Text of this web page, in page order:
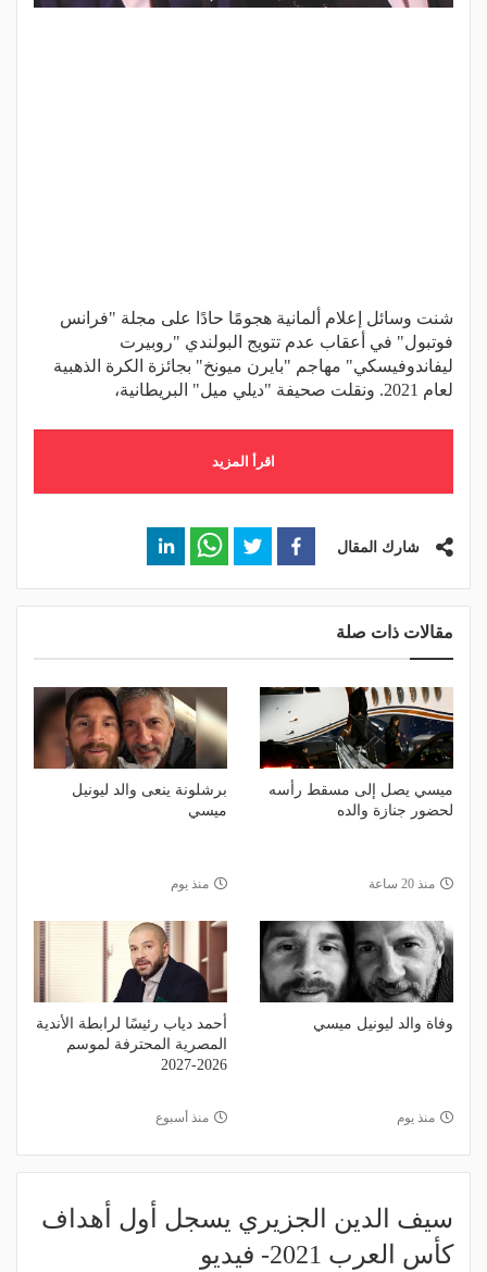
شنت وسائل إعلام ألمانية هجومًا حادًا على مجلة "فرانس
فوتبول" في أعقاب عدم تتويج البولندي "روبيرت
ليفاندوفيسكي" مهاجم "بايرن ميونخ" بجائزة الكرة الذهبية
لعام 2021. ونقلت صحيفة "ديلي ميل" البريطانية،
اقرأ المزيد
شارك المقال
مقالات ذات صلة
ميسي يصل إلى مسقط رأسه
لحضور جنازة والده
منذ 20 ساعة
برشلونة ينعى والد ليونيل
ميسي
منذ يوم
وفاة والد ليونيل ميسي
منذ يوم
أحمد دياب رئيسًا لرابطة الأندية
المصرية المحترفة لموسم
2026-2027
منذ أسبوع
سيف الدين الجزيري يسجل أول أهداف
كأس العرب 2021- فيديو